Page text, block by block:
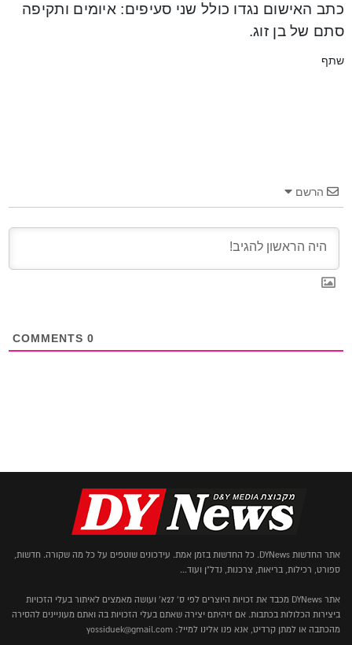
כתב האישום נגדו כולל שני סעיפים: איומים ותקיפה
סתם של בן זוג.
שתף
הרשם
0
אתר החדשות DYNews. כל החדשות בזמן אמת. עידכונים שוטפים על כל מה שקורה. חדשות,
ספורט, רכילות, בריאות, צרכנות, נדל"ן ועוד...
אתר DYNews מכבד את זכויות היוצרים לפי ס' 27א' ועושה מאמצים לאיתור בעלי הזכויות
ביצירות הכלולות בכתבות. אם זיהיתם יצירה שאתם בעלי הזכויות בה ואתם מעוניינים להסירה
מהכתבה או למתן קרדיט, אנא פנו אלינו למייל: yossiduek@gmail.com